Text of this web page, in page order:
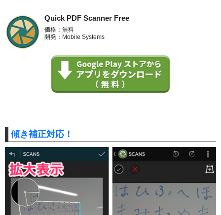
Quick PDF Scanner Free
価格：無料
開発：Mobile Systems
傾き補正対応！